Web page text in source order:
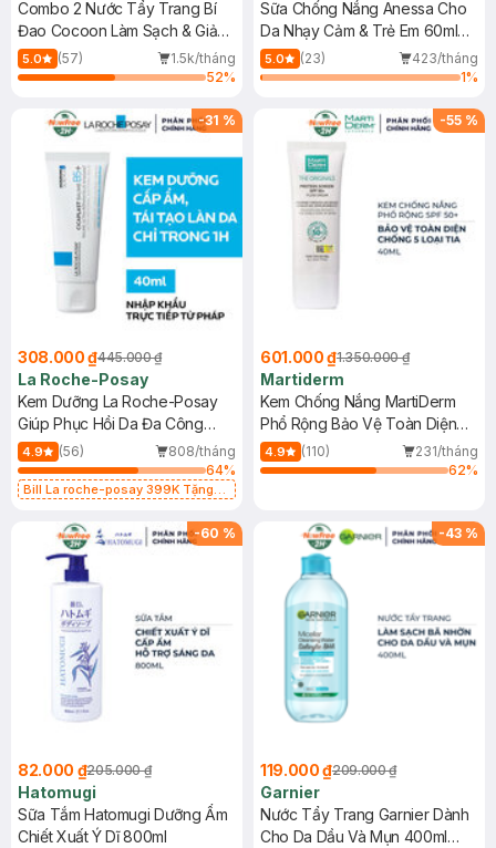
Combo 2 Nước Tẩy Trang Bí
Đao Cocoon Làm Sạch & Giảm
Dầu 500ml
5.0 (57)
1.5k/tháng
52%
Sữa Chống Nắng Anessa Cho
Da Nhạy Cảm & Trẻ Em 60ml
(Mới)
5.0 (23)
423/tháng
1%
-31 %
308.000 ₫445.000 ₫
La Roche-Posay
Kem Dưỡng La Roche-Posay
Giúp Phục Hồi Da Đa Công
Dụng 40ml
4.9 (56)
808/tháng
64%
Bill La roche-posay 399K Tặng
(SL có hạn)
-55 %
601.000 ₫1.350.000 ₫
Martiderm
Kem Chống Nắng MartiDerm
Phổ Rộng Bảo Vệ Toàn Diện
40ml
4.9 (110)
231/tháng
62%
-60 %
82.000 ₫205.000 ₫
Hatomugi
Sữa Tắm Hatomugi Dưỡng Ẩm
Chiết Xuất Ý Dĩ 800ml
-43 %
119.000 ₫209.000 ₫
Garnier
Nước Tẩy Trang Garnier Dành
Cho Da Dầu Và Mụn 400ml